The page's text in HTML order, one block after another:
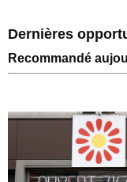
Dernières
Recommandé